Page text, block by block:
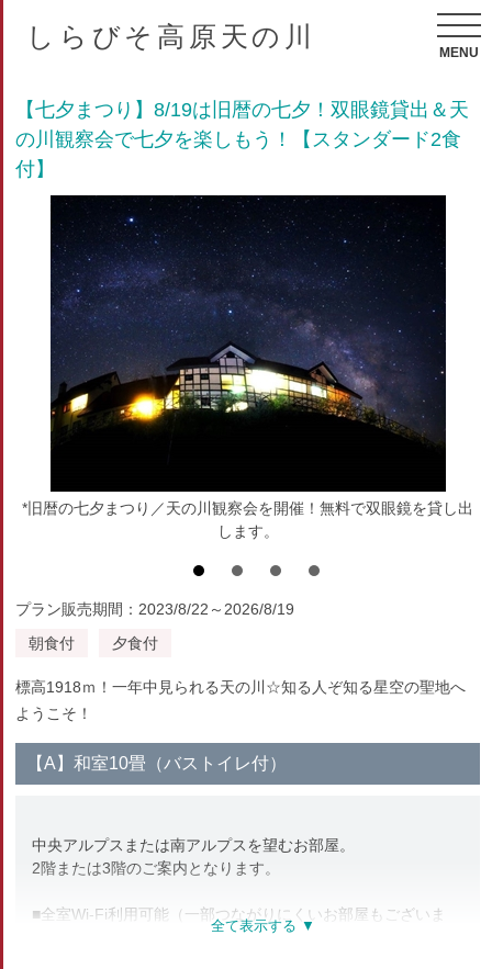
しらびそ高原天の川
MENU
【七夕まつり】8/19は旧暦の七夕！双眼鏡貸出＆天
の川観察会で七夕を楽しもう！【スタンダード2食
付】
*旧暦の七夕まつり／天の川観察会を開催！無料で双眼鏡を貸し出
します。
プラン販売期間：2023/8/22～2026/8/19
朝食付
夕食付
標高1918ｍ！一年中見られる天の川☆知る人ぞ知る星空の聖地へ
ようこそ！
【A】和室10畳（バストイレ付）
中央アルプスまたは南アルプスを望むお部屋。
2階または3階のご案内となります。
■全室Wi-Fi利用可能（一部つながりにくいお部屋もございま